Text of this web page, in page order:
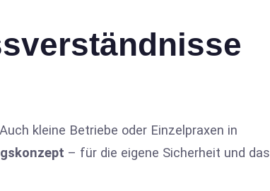
kleine Betriebe oder Einzelpraxen in
– für die eigene Sicherheit und das